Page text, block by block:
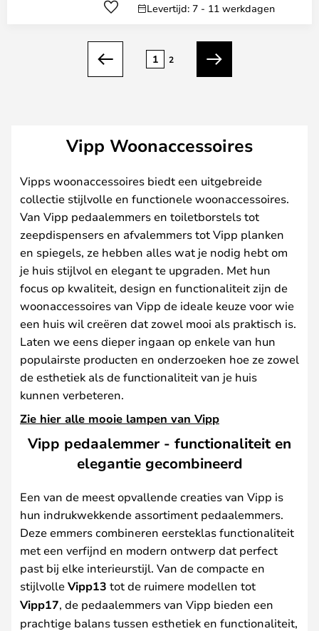
Levertijd: 7 - 11 werkdagen
Vorige
1 2
Volgende
Vipp Woonaccessoires
Vipps woonaccessoires biedt een uitgebreide
collectie stijlvolle en functionele woonaccessoires.
Van Vipp pedaalemmers en toiletborstels tot
zeepdispensers en afvalemmers tot Vipp planken
en spiegels, ze hebben alles wat je nodig hebt om
je huis stijlvol en elegant te upgraden. Met hun
focus op kwaliteit, design en functionaliteit zijn de
woonaccessoires van Vipp de ideale keuze voor wie
een huis wil creëren dat zowel mooi als praktisch is.
Laten we eens dieper ingaan op enkele van hun
populairste producten en onderzoeken hoe ze zowel
de esthetiek als de functionaliteit van je huis
kunnen verbeteren.
Zie hier alle mooie lampen van Vipp
Vipp pedaalemmer - functionaliteit en
elegantie gecombineerd
Een van de meest opvallende creaties van Vipp is
hun indrukwekkende assortiment pedaalemmers.
Deze emmers combineren eersteklas functionaliteit
met een verfijnd en modern ontwerp dat perfect
past bij elke interieurstijl. Van de compacte en
stijlvolleVipp13 tot de ruimere modellen tot
Vipp17, de pedaalemmers van Vipp bieden een
prachtige balans tussen esthetiek en functionaliteit,